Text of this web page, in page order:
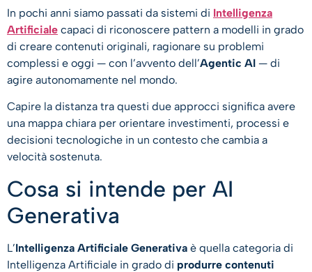
In pochi anni siamo passati da sistemi di Intelligenza
Artificiale capaci di riconoscere pattern a modelli in grado
di creare contenuti originali, ragionare su problemi
complessi e oggi — con l’avvento dell’Agentic AI — di
agire autonomamente nel mondo.
Capire la distanza tra questi due approcci significa avere
una mappa chiara per orientare investimenti, processi e
decisioni tecnologiche in un contesto che cambia a
velocità sostenuta.
Cosa si intende per AI
Generativa
L’Intelligenza Artificiale Generativa è quella categoria di
Intelligenza Artificiale in grado di produrre contenuti